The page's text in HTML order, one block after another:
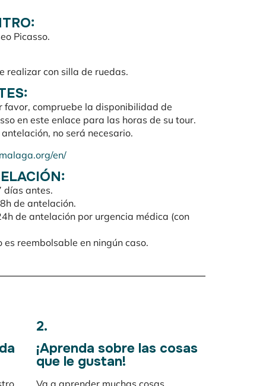
Picasso.
realizar con silla de ruedas.
favor, compruebe la disponibilidad de
en este enlace para las horas de su tour.
no será necesario.
en/
días antes.
de antelación.
de antelación por urgencia médica (con
reembolsable en ningún caso.
2.
¡Aprenda sobre las cosas
que le gustan!
Va a aprender muchas cosas